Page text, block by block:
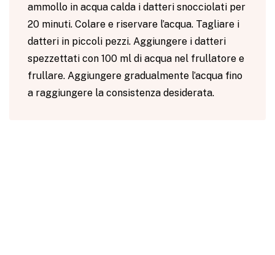
ammollo in acqua calda i datteri snocciolati per
20 minuti. Colare e riservare l’acqua. Tagliare i
datteri in piccoli pezzi. Aggiungere i datteri
spezzettati con 100 ml di acqua nel frullatore e
frullare. Aggiungere gradualmente l’acqua fino
a raggiungere la consistenza desiderata.